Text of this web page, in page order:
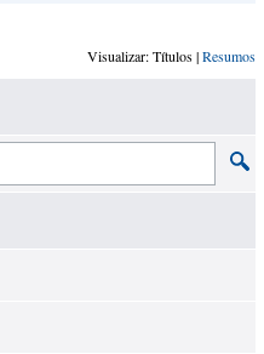
Visualizar: Títulos |Resumos